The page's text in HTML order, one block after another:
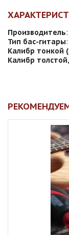
Производитель:
Тип бас-гитары:
Калибр тонкой
Калибр